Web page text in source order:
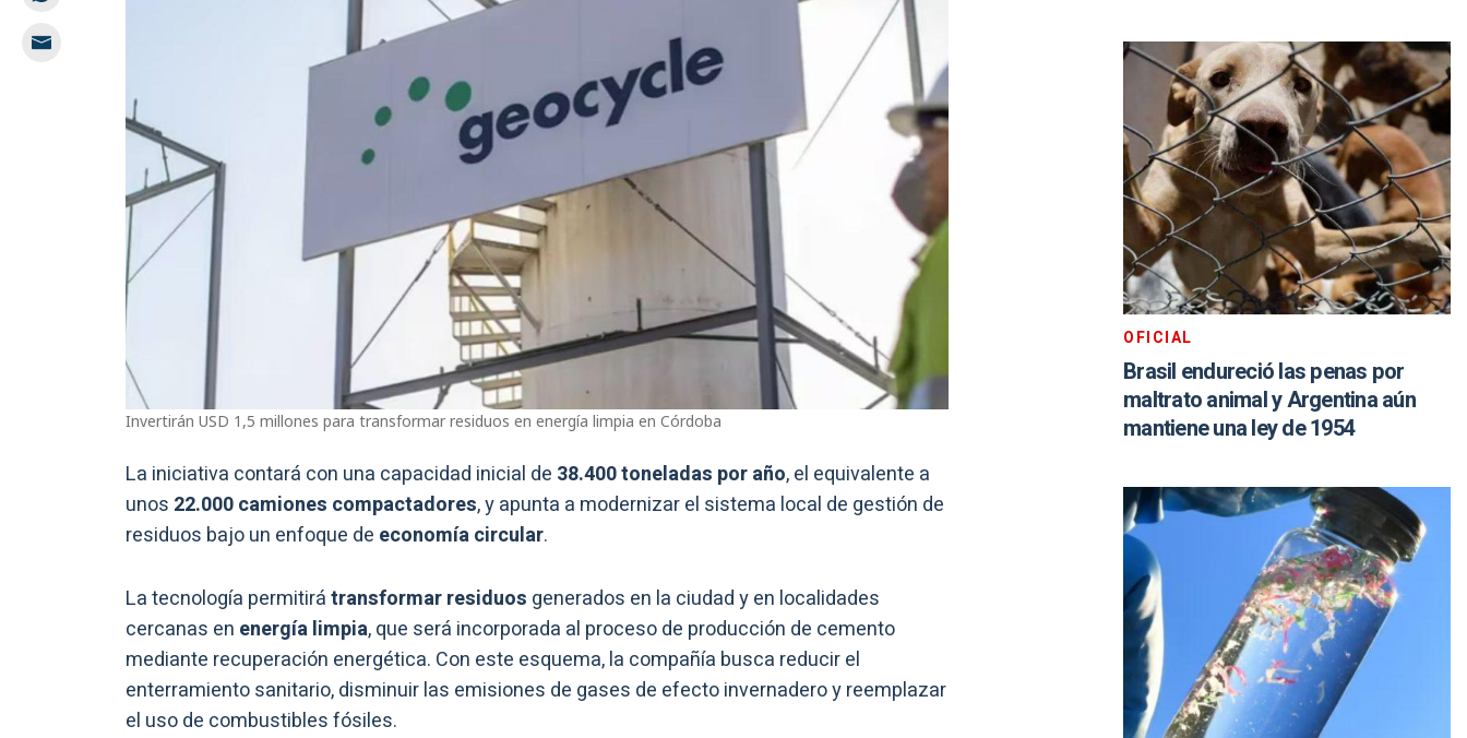
Invertirán USD 1,5 millones para transformar residuos en energía limpia en Córdoba
La iniciativa contará con una capacidad inicial de 38.400 toneladas por año, el equivalente a
unos 22.000 camiones compactadores, y apunta a modernizar el sistema local de gestión de
residuos bajo un enfoque de economía circular.
La tecnología permitirátransformar residuos generados en la ciudad y en localidades
cercanas en energía limpia, que será incorporada al proceso de producción de cemento
mediante recuperación energética. Con este esquema, la compañía busca reducir el
enterramiento sanitario, disminuir las emisiones de gases de efecto invernadero y reemplazar
el uso de combustibles fósiles.
OFICIAL
Brasil endureció las penas por
maltrato animal y Argentina aún
mantiene una ley de 1954